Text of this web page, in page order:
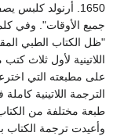
1650. أرنولد
جميع الأوقات". وفي
"ظل الكتاب الطبي
اللاتينية لأول ثلاث
على مطبعته التي
طبعة مختلفة من
وأعيدت ترجمة الكتاب بعدها 87 مرة إلى اللاتينية